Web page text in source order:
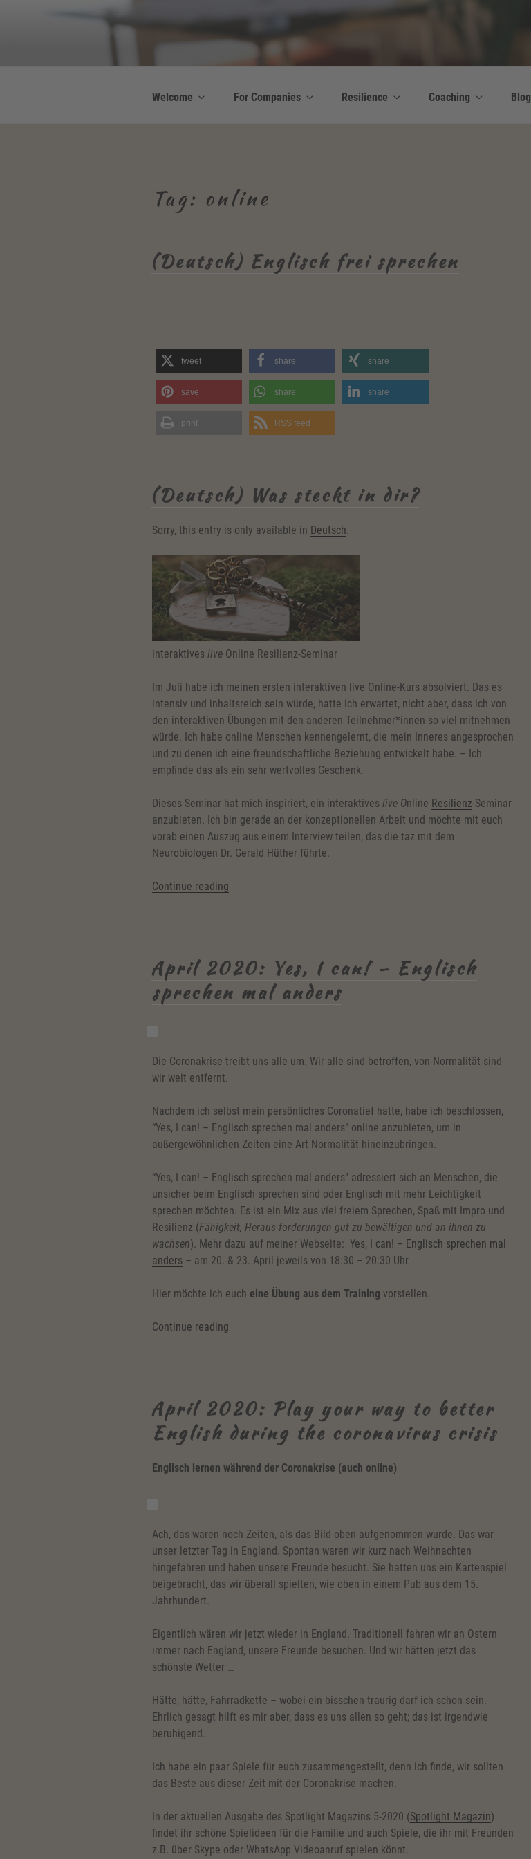
Be Connected by Bettina Bonkas GmbH
Resilienz | Coaching | Englisch + Improvisation
Welcome For Companies Resilience Coaching Blog
Tag: online
(Deutsch) Englisch frei sprechen
tweet share share
save share share
print RSS feed
(Deutsch) Was steckt in dir?
Sorry, this entry is only available in Deutsch.
interaktives live Online Resilienz-Seminar
Im Juli habe ich meinen ersten interaktiven live Online-Kurs absolviert. Das es
intensiv und inhaltsreich sein würde, hatte ich erwartet, nicht aber, dass ich von
den interaktiven Übungen mit den anderen Teilnehmer*innen so viel mitnehmen
würde. Ich habe online Menschen kennengelernt, die mein Inneres angesprochen
und zu denen ich eine freundschaftliche Beziehung entwickelt habe. – Ich
empfinde das als ein sehr wertvolles Geschenk.
Dieses Seminar hat mich inspiriert, ein interaktives live Online Resilienz-Seminar
anzubieten. Ich bin gerade an der konzeptionellen Arbeit und möchte mit euch
vorab einen Auszug aus einem Interview teilen, das die taz mit dem
Neurobiologen Dr. Gerald Hüther führte.
Continue reading
April 2020: Yes, I can! – Englisch
sprechen mal anders
Die Coronakrise treibt uns alle um. Wir alle sind betroffen, von Normalität sind
wir weit entfernt.
Nachdem ich selbst mein persönliches Coronatief hatte, habe ich beschlossen,
“Yes, I can! – Englisch sprechen mal anders” online anzubieten, um in
außergewöhnlichen Zeiten eine Art Normalität hineinzubringen.
“Yes, I can! – Englisch sprechen mal anders” adressiert sich an Menschen, die
unsicher beim Englisch sprechen sind oder Englisch mit mehr Leichtigkeit
sprechen möchten. Es ist ein Mix aus viel freiem Sprechen, Spaß mit Impro und
Resilienz (Fähigkeit, Heraus-forderungen gut zu bewältigen und an ihnen zu
wachsen). Mehr dazu auf meiner Webseite: Yes, I can! – Englisch sprechen mal
anders – am 20. & 23. April jeweils von 18:30 – 20:30 Uhr
Hier möchte ich euch eine Übung aus dem Training vorstellen.
Continue reading
–
Englisch
sprechen
anders”
April 2020: Play your way to better
English during the coronavirus crisis
Englisch lernen während der Coronakrise (auch online)
Ach, das waren noch Zeiten, als das Bild oben aufgenommen wurde. Das war
unser letzter Tag in England. Spontan waren wir kurz nach Weihnachten
hingefahren und haben unsere Freunde besucht. Sie hatten uns ein Kartenspiel
beigebracht, das wir überall spielten, wie oben in einem Pub aus dem 15.
Jahrhundert.
Eigentlich wären wir jetzt wieder in England. Traditionell fahren wir an Ostern
immer nach England, unsere Freunde besuchen. Und wir hätten jetzt das
schönste Wetter …
Hätte, hätte, Fahrradkette – wobei ein bisschen traurig darf ich schon sein.
Ehrlich gesagt hilft es mir aber, dass es uns allen so geht; das ist irgendwie
beruhigend.
Ich habe ein paar Spiele für euch zusammengestellt, denn ich finde, wir sollten
das Beste aus dieser Zeit mit der Coronakrise machen.
In der aktuellen Ausgabe des Spotlight Magazins 5-2020 (Spotlight Magazin)
findet ihr schöne Spielideen für die Familie und auch Spiele, die ihr mit Freunden
z.B. über Skype oder WhatsApp Videoanruf spielen könnt.